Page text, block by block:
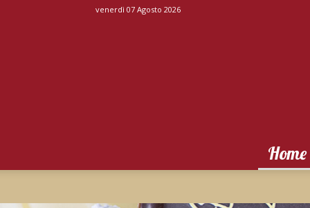
venerdì 07 Agosto 2026
Home